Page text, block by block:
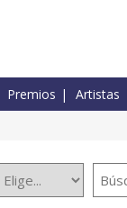
Premios Artistas